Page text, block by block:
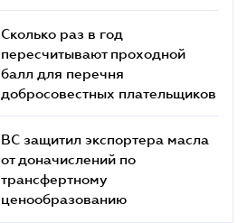
Сколько раз в год
пересчитывают проходной
балл для перечня
добросовестных плательщиков
ВС защитил экспортера масла
от доначислений по
трансфертному
ценообразованию